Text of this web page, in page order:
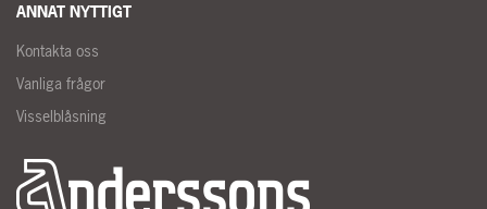
ANNAT NYTTIGT
Kontakta oss
Vanliga frågor
Visselblåsning